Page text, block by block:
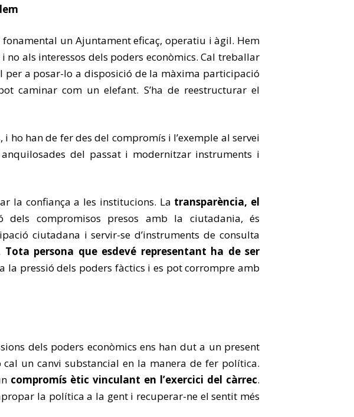
fonamental un Ajuntament eficaç, operatiu i àgil. Hem
als interessos dels poders econòmics. Cal treballar
a posar-lo a disposició de la màxima participació
caminar com un elefant. S’ha de reestructurar el
han de fer des del compromís i l’exemple al servei
del passat i modernitzar instruments i
la confiança a les institucions. La transparència, el
dels compromisos presos amb la ciutadania, és
ciutadana i servir-se d’instruments de consulta
Tota persona que esdevé representant ha de ser
la pressió dels poders fàctics i es pot corrompre amb
dels poders econòmics ens han dut a un present
un canvi substancial en la manera de fer política.
compromís ètic vinculant en l’exercici del càrrec.
la política a la gent i recuperar-ne el sentit més